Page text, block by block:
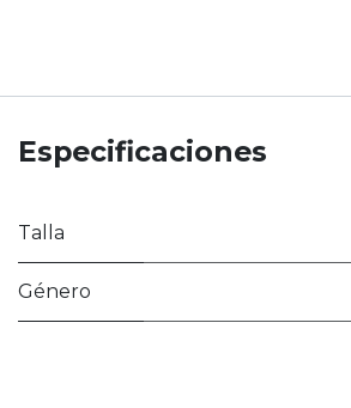
Especificaciones
Talla
Género